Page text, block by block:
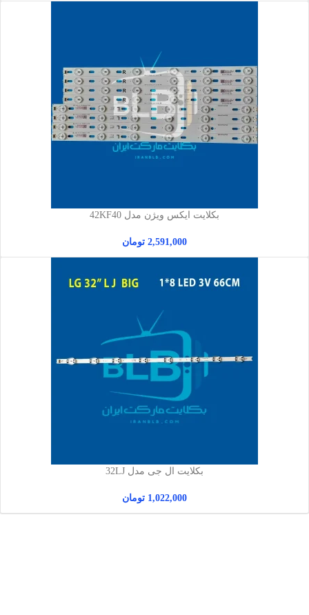
بکلایت ایکس ویژن مدل 42KF40
2,591,000 تومان
بکلایت ال جی مدل 32LJ
1,022,000 تومان